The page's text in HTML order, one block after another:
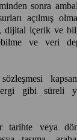
sonra
açılmış
dijital içerik ve
ve veri
gibi süreli
veya